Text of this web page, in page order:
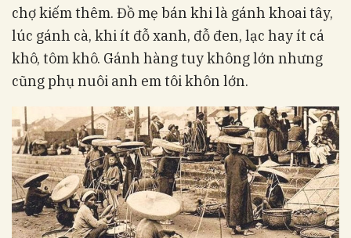
chợ kiếm thêm. Đồ mẹ bán khi là gánh khoai tây,
lúc gánh cà, khi ít đỗ xanh, đỗ đen, lạc hay ít cá
khô, tôm khô. Gánh hàng tuy không lớn nhưng
cũng phụ nuôi anh em tôi khôn lớn.